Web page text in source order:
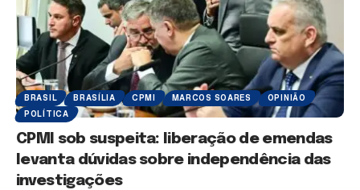
BRASIL BRASÍLIA CPMI MARCOS SOARES
OPINIÃO
POLÍTICA
CPMI sob suspeita: liberação de emendas
levanta dúvidas sobre independência das
investigações